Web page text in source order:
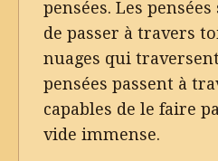
pensées. Les
de passer à travers
nuages qui
pensées passent à
capables de le faire
vide immense.